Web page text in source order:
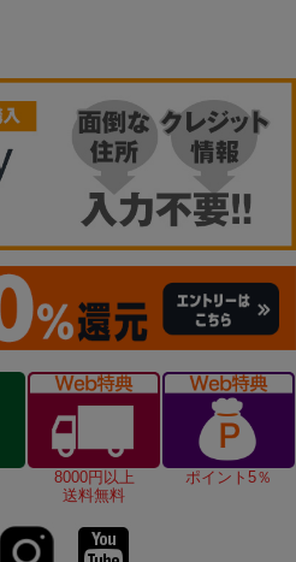
8000円以上
送料無料
ポイント5％